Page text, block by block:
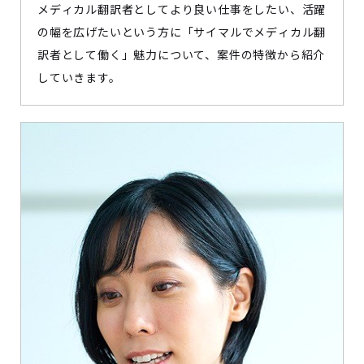
メディカル翻訳者としてより良い仕事をしたい、活躍
の幅を広げたいという方に「サイマルでメディカル翻
訳者として働く」魅力について、案件の特徴から紹介
していきます。